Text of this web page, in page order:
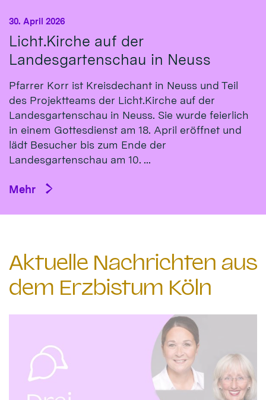
Licht.Kirche auf der
Landesgartenschau in Neuss
30. April 2026
Pfarrer Korr ist Kreisdechant in Neuss und Teil
des Projektteams der Licht.Kirche auf der
Landesgartenschau in Neuss. Sie wurde feierlich
in einem Gottesdienst am 18. April eröffnet und
lädt Besucher bis zum Ende der
Landesgartenschau am 10. ...
Mehr
Aktuelle Nachrichten aus
dem Erzbistum Köln